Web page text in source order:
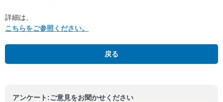
詳細は、
こちらをご参照ください。
戻る
アンケート:ご意見をお聞かせください